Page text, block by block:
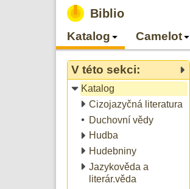
Biblio
Katalog Camelot
V této sekci:
Katalog
Cizojazyčná literatura
Duchovní vědy
Hudba
Hudebniny
Jazykověda a
literár.věda